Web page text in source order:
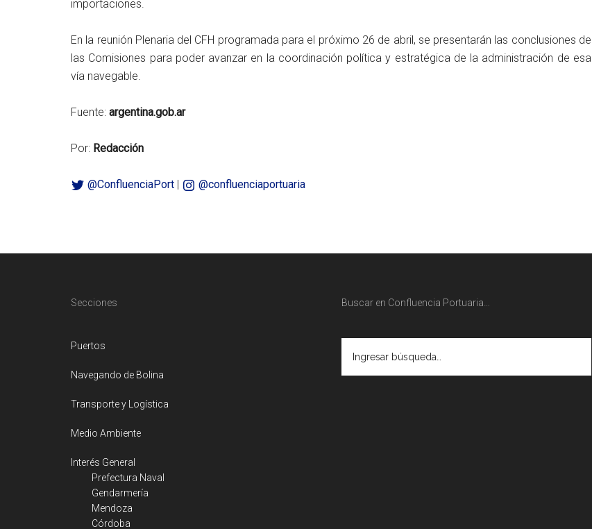
importaciones.
En la reunión Plenaria del CFH programada para el próximo 26 de abril, se presentarán las conclusiones de
las Comisiones para poder avanzar en la coordinación política y estratégica de la administración de esa
vía navegable.
Fuente: argentina.gob.ar
Por: Redacción
@ConfluenciaPort | @confluenciaportuaria
Secciones
Puertos
Navegando de Bolina
Transporte y Logística
Medio Ambiente
Interés General
Prefectura Naval
Gendarmería
Mendoza
Córdoba
Buscar en Confluencia Portuaria…
búsqueda…